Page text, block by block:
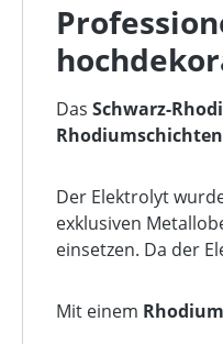
Das Schwarz-
Rhodiumschichten
Der Elektrolyt
exklusiven
einsetzen. Da der
Mit einem